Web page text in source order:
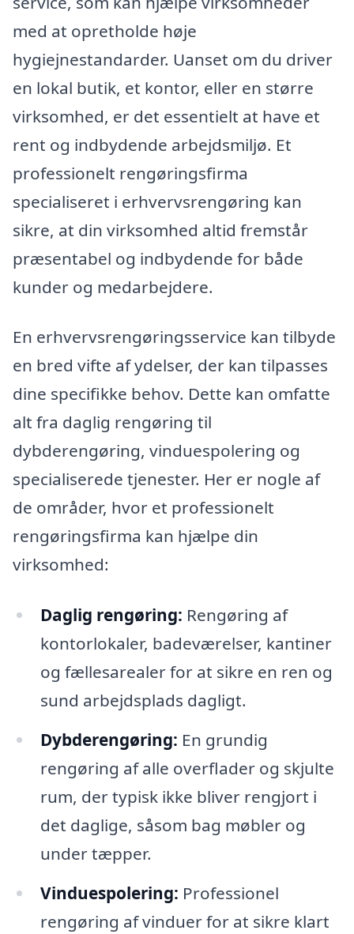
med at opretholde høje
hygiejnestandarder. Uanset om du driver
en lokal butik, et kontor, eller en større
virksomhed, er det essentielt at have et
rent og indbydende arbejdsmiljø. Et
professionelt rengøringsfirma
specialiseret i erhvervsrengøring kan
sikre, at din virksomhed altid fremstår
præsentabel og indbydende for både
kunder og medarbejdere.
En erhvervsrengøringsservice kan tilbyde
en bred vifte af ydelser, der kan tilpasses
dine specifikke behov. Dette kan omfatte
alt fra daglig rengøring til
dybderengøring, vinduespolering og
specialiserede tjenester. Her er nogle af
de områder, hvor et professionelt
rengøringsfirma kan hjælpe din
virksomhed:
Daglig rengøring: Rengøring af
kontorlokaler, badeværelser, kantiner
og fællesarealer for at sikre en ren og
sund arbejdsplads dagligt.
Dybderengøring: En grundig
rengøring af alle overflader og skjulte
rum, der typisk ikke bliver rengjort i
det daglige, såsom bag møbler og
under tæpper.
Vinduespolering: Professionel
rengøring af vinduer for at sikre klart